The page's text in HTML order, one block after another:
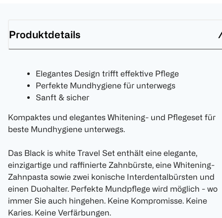
Produktdetails
Elegantes Design trifft effektive Pflege
Perfekte Mundhygiene für unterwegs
Sanft & sicher
Kompaktes und elegantes Whitening- und Pflegeset für
beste Mundhygiene unterwegs.
Das Black is white Travel Set enthält eine elegante,
einzigartige und raffinierte Zahnbürste, eine Whitening-
Zahnpasta sowie zwei konische Interdentalbürsten und
einen Duohalter. Perfekte Mundpflege wird möglich - wo
immer Sie auch hingehen. Keine Kompromisse. Keine
Karies. Keine Verfärbungen.